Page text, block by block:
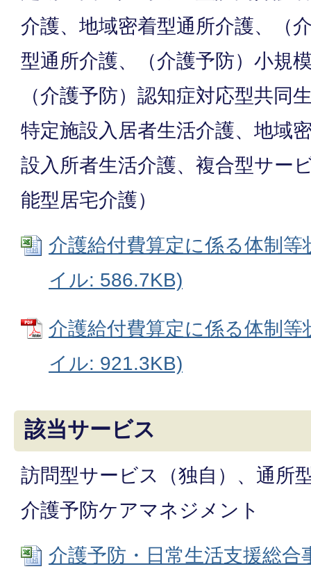
介護、地域密着型通所介護、（
型通所介護、（介護予防）小規
（介護予防）認知症対応型共同
特定施設入居者生活介護、地域
設入所者生活介護、複合型サー
能型居宅介護）
介護給付費算定に係る体制
イル: 586.7KB)
介護給付費算定に係る体制
イル: 921.3KB)
該当サービス
訪問型サービス（独自）、通所
介護予防ケアマネジメント
介護予防・日常生活支援総合